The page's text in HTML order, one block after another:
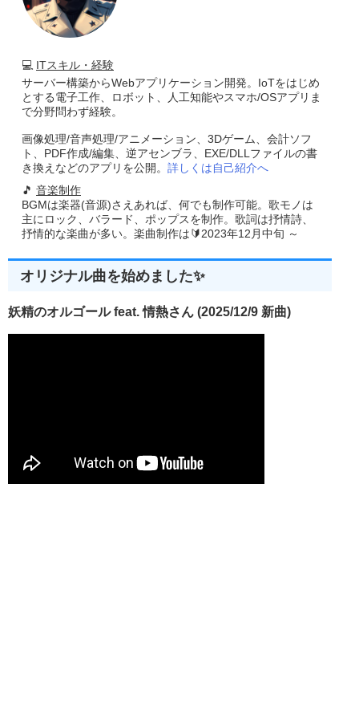
💻 ITスキル・経験
サーバー構築からWebアプリケーション開発。IoTをはじめ
とする電子工作、ロボット、人工知能やスマホ/OSアプリま
で分野問わず経験。
画像処理/音声処理/アニメーション、3Dゲーム、会計ソフ
ト、PDF作成/編集、逆アセンブラ、EXE/DLLファイルの書
き換えなどのアプリを公開。 詳しくは自己紹介へ
🎵 音楽制作
BGMは楽器(音源)さえあれば、何でも制作可能。歌モノは
主にロック、バラード、ポップスを制作。歌詞は抒情詩、
抒情的な楽曲が多い。楽曲制作は🔰2023年12月中旬 ～
オリジナル曲を始めました✨
妖精のオルゴール feat. 情熱さん (2025/12/9 新曲)